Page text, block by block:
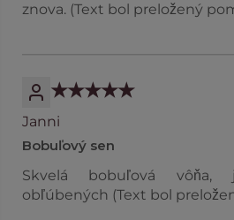
znova. (Text bol preložený
Janni
Bobuľový sen
Skvelá bobuľová
obľúbených (Text bol